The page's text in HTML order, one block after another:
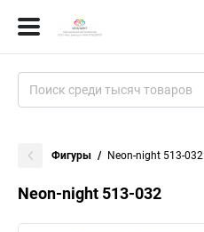
Фигуры Neon-night 513-032
Neon-night 513-032